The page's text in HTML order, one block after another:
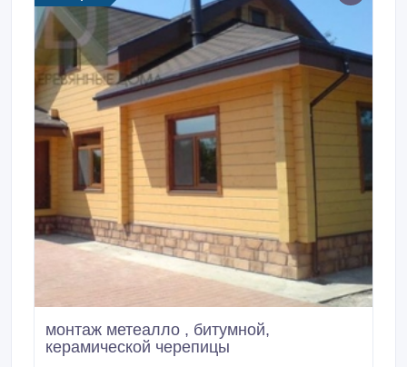
монтаж метеалло , битумной,
керамической черепицы